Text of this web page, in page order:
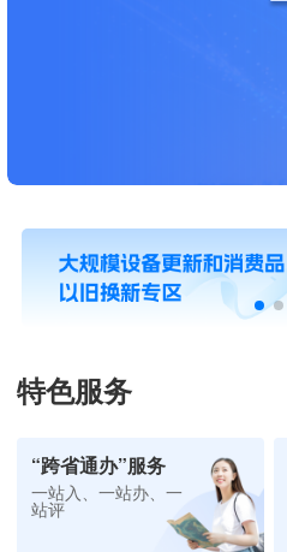
特色服务
“跨省通办”服务
一站入、一站办、一
站评